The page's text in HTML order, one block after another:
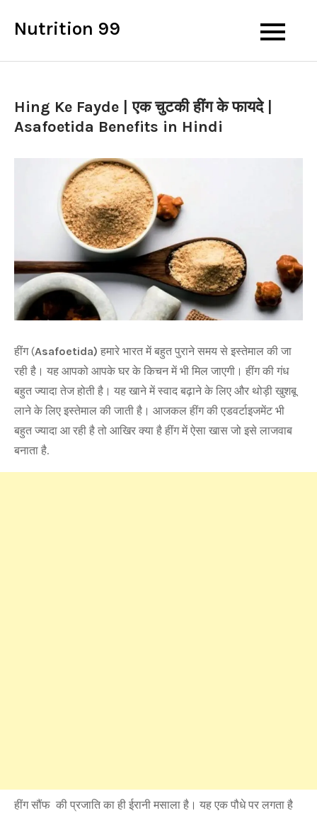
Nutrition 99
Hing Ke Fayde | एक चुटकी हींग के फायदे |
Asafoetida Benefits in Hindi
हींग (Asafoetida) हमारे भारत में बहुत पुराने समय से इस्तेमाल की जा
रही है। यह आपको आपके घर के किचन में भी मिल जाएगी। हींग की गंध
बहुत ज्यादा तेज होती है। यह खाने में स्वाद बढ़ाने के लिए और थोड़ी खुशबू
लाने के लिए इस्तेमाल की जाती है। आजकल हींग की एडवर्टाइजमेंट भी
बहुत ज्यादा आ रही है तो आखिर क्या है हींग में ऐसा खास जो इसे लाजवाब
बनाता है.
हींग सौंफ की प्रजाति का ही ईरानी मसाला है। यह एक पौधे पर लगता है